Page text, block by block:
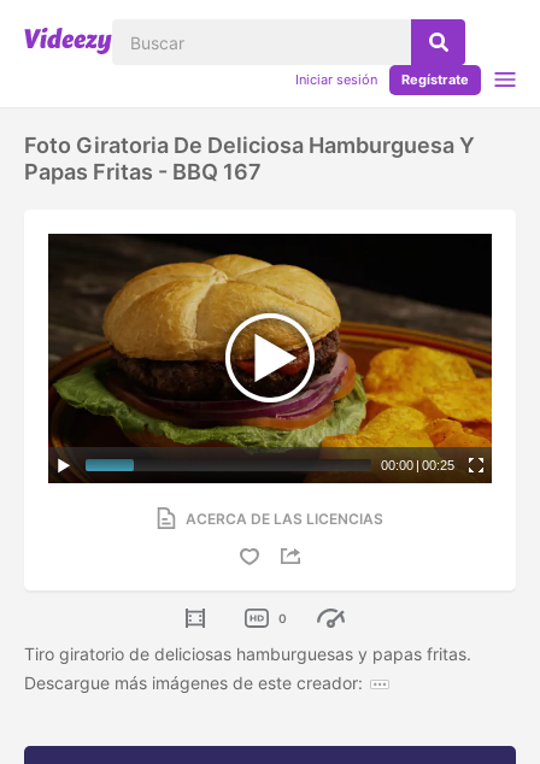
Iniciar sesión Regístrate
Foto Giratoria De Deliciosa Hamburguesa Y
Papas Fritas - BBQ 167
00:00 | 00:25
ACERCA DE LAS LICENCIAS
0
Tiro giratorio de deliciosas hamburguesas y papas fritas.
Descargue más imágenes de este creador: